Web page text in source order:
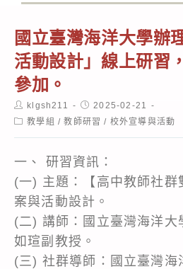
國立臺灣海洋大學辦
活動設計」線上研習
參加。
Post
author:
klgsh211
Post
published:
2025-02-21
Post教學組 / 教師研習 / 校外宣導與活動
一、 研習資訊：
(一) 主題：【高中教師社群
案與活動設計。
(二) 講師：國立臺灣海洋大
如瑄副教授。
(三) 社群導師：國立臺灣海